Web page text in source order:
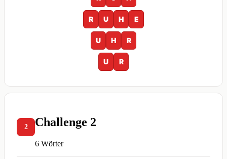
R U H E
U H R
U R
2 Challenge 2
6 Wörter